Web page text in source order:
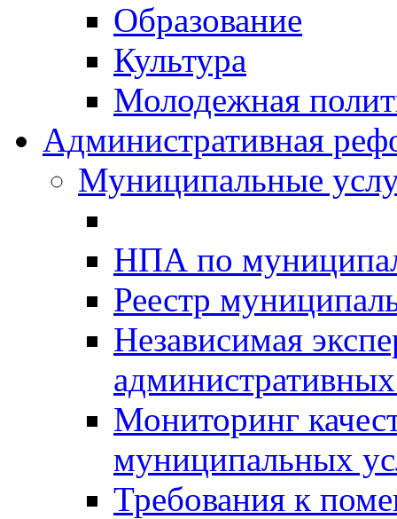
Образование
Культура
Молодежная
Административная
Муниципальные
НПА по
Реестр
Независимая
Мониторинг
муниципальных
Требования к